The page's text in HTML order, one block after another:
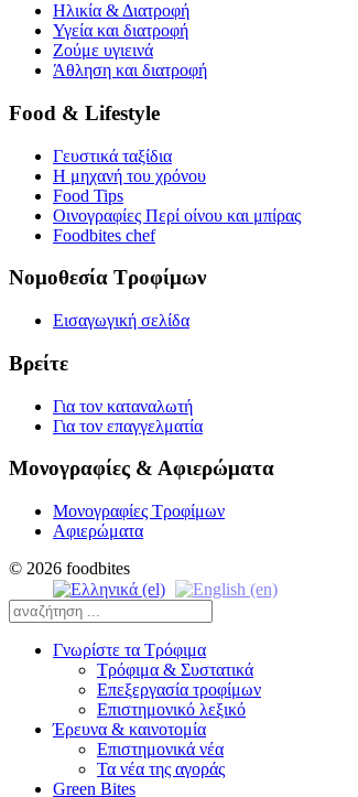
Ηλικία & Διατροφή
Υγεία και διατροφή
Ζούμε υγιεινά
Άθληση και διατροφή
Food & Lifestyle
Γευστικά ταξίδια
Η μηχανή του χρόνου
Food Tips
Οινογραφίες Περί οίνου και μπίρας
Foodbites chef
Νομοθεσία Τροφίμων
Εισαγωγική σελίδα
Βρείτε
Για τον καταναλωτή
Για τον επαγγελματία
Μονογραφίες & Αφιερώματα
Μονογραφίες Τροφίμων
Αφιερώματα
© 2026 foodbites
Γνωρίστε τα Τρόφιμα
Τρόφιμα & Συστατικά
Επεξεργασία τροφίμων
Επιστημονικό λεξικό
Έρευνα & καινοτομία
Επιστημονικά νέα
Τα νέα της αγοράς
Green Bites